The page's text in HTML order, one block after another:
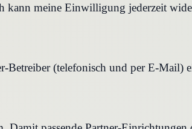
kann meine Einwilligung jederzeit
Betreiber (telefonisch und per E-